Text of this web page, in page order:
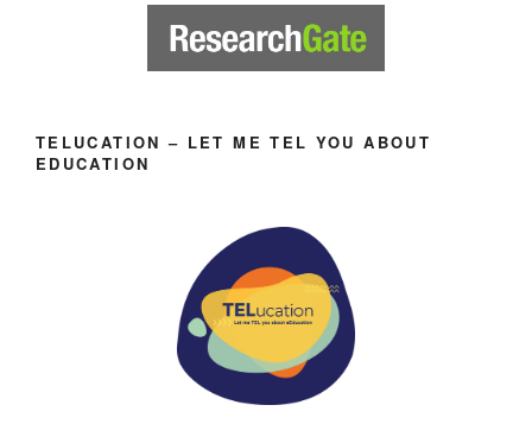
TELUCATION – LET ME TEL YOU ABOUT
EDUCATION